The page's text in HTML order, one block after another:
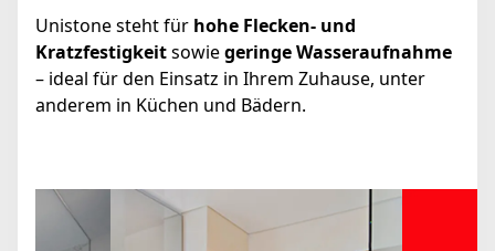
Unistone steht für hohe Flecken- und
Kratzfestigkeitsowiegeringe Wasseraufnahme
– ideal für den Einsatz in Ihrem Zuhause, unter
anderem in Küchen und Bädern.